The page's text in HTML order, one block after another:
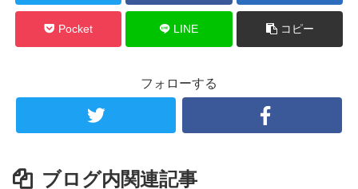
Pocket LINE コピー
フォローする
ブログ内関連記事